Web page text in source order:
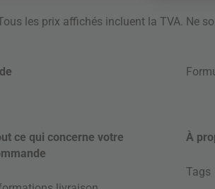
les prix affichés incluent la TVA. Ne
ce qui concerne votre
À
Tags